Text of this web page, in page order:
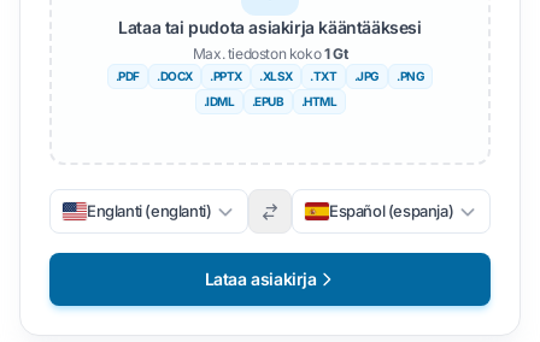
Lataa tai pudota asiakirja kääntääksesi
Max. tiedoston koko1 Gt
.PDF .DOCX .PPTX .XLSX .TXT .JPG
.PNG
.IDML
.EPUB .HTML
Englanti (englanti) Español (espanja)
Lataa asiakirja